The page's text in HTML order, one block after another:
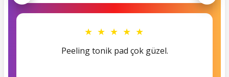
★ ★ ★ ★ ★
Peeling tonik pad çok güzel.